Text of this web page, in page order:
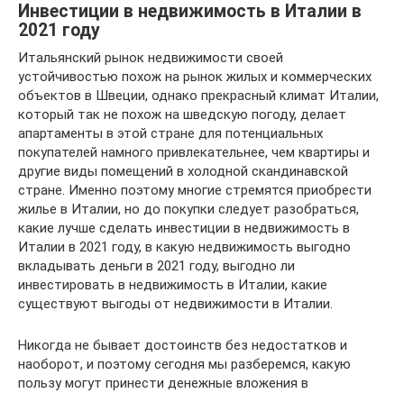
Инвестиции в недвижимость в Италии в
2021 году
Итальянский рынок недвижимости своей
устойчивостью похож на рынок жилых и коммерческих
объектов в Швеции, однако прекрасный климат Италии,
который так не похож на шведскую погоду, делает
апартаменты в этой стране для потенциальных
покупателей намного привлекательнее, чем квартиры и
другие виды помещений в холодной скандинавской
стране. Именно поэтому многие стремятся приобрести
жилье в Италии, но до покупки следует разобраться,
какие лучше сделать инвестиции в недвижимость в
Италии в 2021 году, в какую недвижимость выгодно
вкладывать деньги в 2021 году, выгодно ли
инвестировать в недвижимость в Италии, какие
существуют выгоды от недвижимости в Италии.
Никогда не бывает достоинств без недостатков и
наоборот, и поэтому сегодня мы разберемся, какую
пользу могут принести денежные вложения в